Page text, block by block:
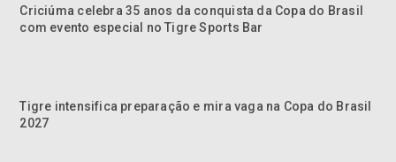
Criciúma celebra 35 anos da conquista da Copa do Brasil
com evento especial no Tigre Sports Bar
Tigre intensifica preparação e mira vaga na Copa do Brasil
2027